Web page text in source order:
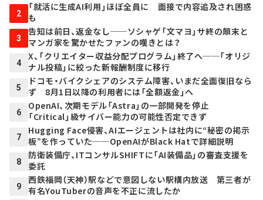
2
「就活に生成AI利用」ほぼ全員に 面接で内容追及され困惑
も
3
告知は前日、返金なし──ソシャゲ「文マヨ」サ終の顛末と
マンガ家を驚かせたファンの嘆きとは？
4
X、「クリエイター収益分配プログラム」終了へ──「オリジ
ナル投稿」に絞った新報酬制度に移行
5
ドコモ・バイクシェアのシステム障害、いまだ全面復旧なら
ず 8月1日以降の利用者には「全額返金」へ
6
OpenAI、次期モデル「Astra」の一部開発を停止
「Critical」級サイバー能力の可能性否定できず
7
Hugging Face侵害、AIエージェントは社内に“秘密の掲示
板”を作っていた──OpenAIがBlack Hatで詳細説明
8
防衛装備庁、ITコンサルSHIFTに「AI装備品」の審査支援を
委託
9
西鉄福岡（天神）駅などで意図しない駅構内放送 第三者が
有名YouTuberの音声を不正に流したか